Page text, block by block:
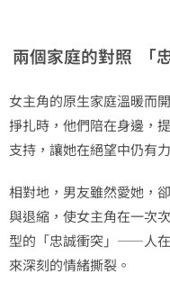
兩個家庭的對照 「
女主角的原生家庭溫暖而
掙扎時，他們陪在身邊，
支持，讓她在絕望中仍有
相對地，男友雖然愛她，
與退縮，使女主角在一次
型的「忠誠衝突」——人
來深刻的情緒撕裂。